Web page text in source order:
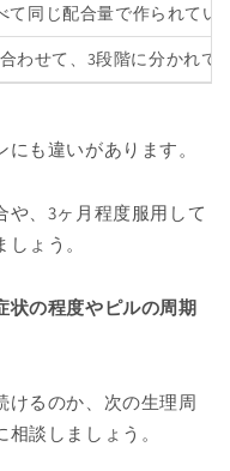
て同じ配合量で作られてい
わせて、3段階に分かれて
も違いがあります。
、3ヶ月程度服用して
ょう。
状の程度やピルの周期
けるのか、次の生理周
談しましょう。